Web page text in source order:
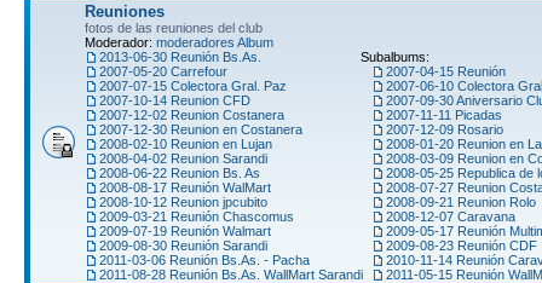
Reuniones
fotos de las reuniones del club
Moderador: moderadores Album
Subalbums:
2013-06-30 Reunión Bs.As.
2007-04-15 Reunión
2007-05-20 Carrefour
2007-06-10 Colectora
2007-07-15 Colectora Gral. Paz
2007-09-30 Aniversario
2007-10-14 Reunion CFD
2007-11-11 Picadas
2007-12-02 Reunion Costanera
2007-12-09 Rosario
2007-12-30 Reunion en Costanera
2008-01-20 Reunion en
2008-02-10 Reunion en Lujan
2008-03-09 Reunion en
2008-04-02 Reunion Sarandi
2008-05-25 Republica de
2008-06-22 Reunion Bs. As
2008-07-27 Reunion
2008-08-17 Reunión WalMart
2008-09-21 Reunion Rolo
2008-10-12 Reunion jpcubito
2008-12-07 Caravana
2009-03-21 Reunión Chascomus
2009-05-17 Reunión
2009-07-19 Reunión Walmart
2009-08-23 Reunión CDF
2009-08-30 Reunión Sarandi
2010-11-14 Reunión
2011-03-06 Reunión Bs.As. - Pacha
2011-05-15 Reunión
2011-08-28 Reunión Bs.As. WallMart Sarandi